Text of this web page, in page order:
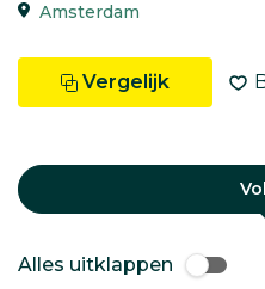
Amsterdam
Vergelijk
Alles uitklappen